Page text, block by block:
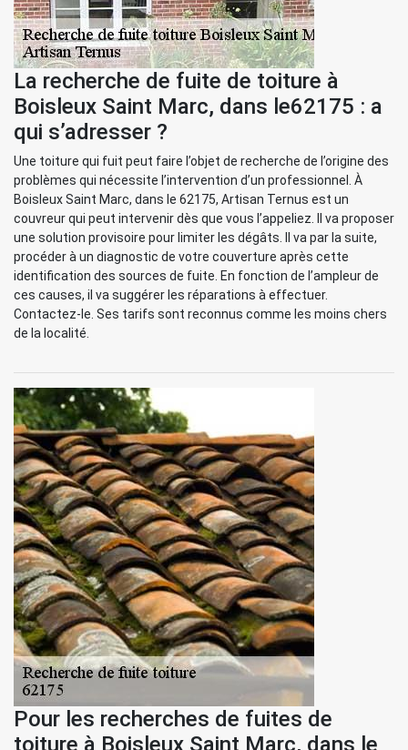
La recherche de fuite de toiture à
Boisleux Saint Marc, dans le62175 : a
qui s’adresser ?
Une toiture qui fuit peut faire l’objet de recherche de l’origine des
problèmes qui nécessite l’intervention d’un professionnel. À
Boisleux Saint Marc, dans le 62175, Artisan Ternus est un
couvreur qui peut intervenir dès que vous l’appeliez. Il va proposer
une solution provisoire pour limiter les dégâts. Il va par la suite,
procéder à un diagnostic de votre couverture après cette
identification des sources de fuite. En fonction de l’ampleur de
ces causes, il va suggérer les réparations à effectuer.
Contactez-le. Ses tarifs sont reconnus comme les moins chers
de la localité.
Pour les recherches de fuites de
toiture à Boisleux Saint Marc, dans le